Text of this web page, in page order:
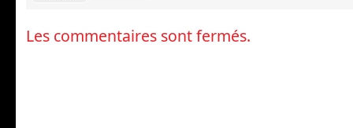
Les commentaires sont fermés.